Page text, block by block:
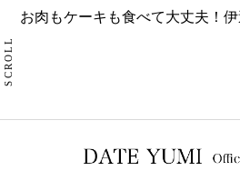
SCROLL
お肉もケーキも食べて大丈夫！